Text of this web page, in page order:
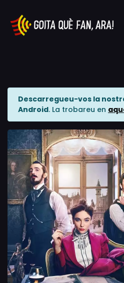
Descarregueu-vos la
Android. La trobareu en